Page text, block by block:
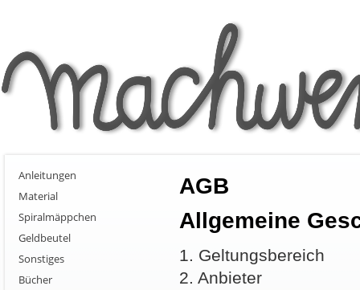
Anleitungen
Material
Spiralmäppchen
Geldbeutel
Sonstiges
Bücher
AGB
Allgemeine
1. Geltungsbereich
2. Anbieter